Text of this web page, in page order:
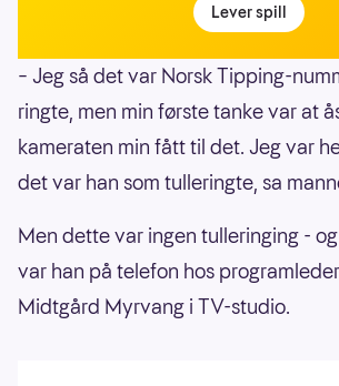
Lever spill
– Jeg så det var Norsk Tipping-
ringte, men min første tanke var at
kameraten min fått til det. Jeg var
det var han som tulleringte, sa
Men dette var ingen tulleringing -
var han på telefon hos
Midtgård Myrvang i TV-studio.